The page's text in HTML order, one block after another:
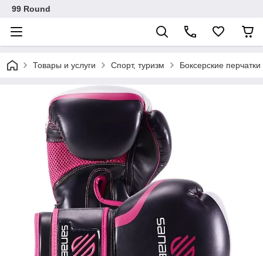
99 Round
Товары и услуги Спорт, туризм Боксерские перчатки